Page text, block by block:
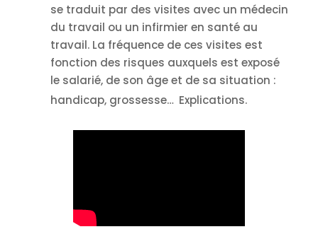
se traduit par des visites avec un médecin
du travail ou un infirmier en santé au
travail. La fréquence de ces visites est
fonction des risques auxquels est exposé
le salarié, de son âge et de sa situation :
handicap, grossesse… Explications.